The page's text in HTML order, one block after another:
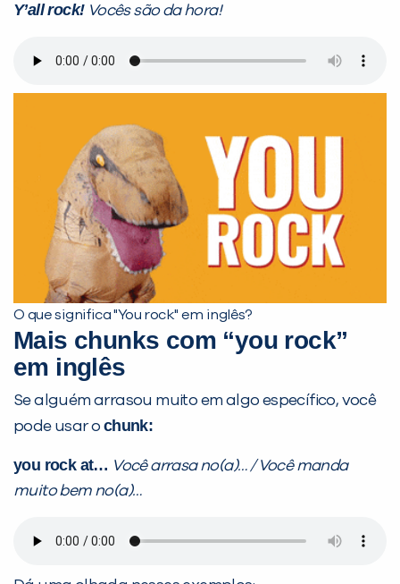
Y’all rock!Vocês são da hora!
O que significa "You rock" em inglês?
Mais chunks com “you rock”
em inglês
Se alguém arrasou muito em algo específico, você
pode usar o chunk:
you rock at… Você arrasa no(a)… / Você manda
muito bem no(a)…